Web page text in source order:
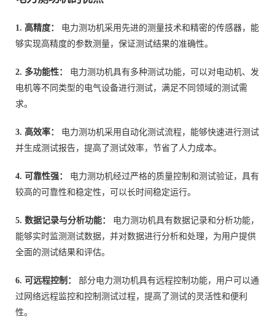
1. 高精度：
电力测功机采用先进的测量技术和精密的传感器，能
够实现高精度的参数测量，保证测试结果的准确性。
2. 多功能性：
电力测功机具有多种测试功能，可以对电动机、发
电机等不同类型的电气设备进行测试，满足不同领域的测试需
求。
3. 高效率：
电力测功机采用自动化测试流程，能够快速进行测试
并生成测试报告，提高了测试效率，节省了人力成本。
4. 可靠性强：
电力测功机经过严格的质量控制和测试验证，具有
较高的可靠性和稳定性，可以长时间稳定运行。
5. 数据记录与分析功能：
电力测功机具有数据记录和分析功能，
能够实时监测测试数据，并对数据进行分析和处理，为用户提供
全面的测试结果和评估。
6. 可远程控制：
部分电力测功机具有远程控制功能，用户可以通
过网络远程监控和控制测试过程，提高了测试的灵活性和便利
性。